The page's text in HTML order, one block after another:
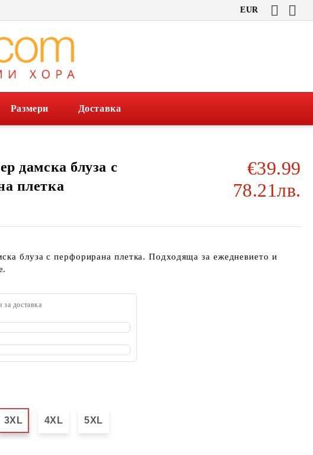
EUR
Размери Доставка
дамска блуза с
плетка
€39.99
78.21лв.
блуза с перфорирана плетка. Подходяща за ежедневието и
доставка
3XL 4XL 5XL